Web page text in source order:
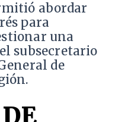
abordar
para
una
subsecretario
de